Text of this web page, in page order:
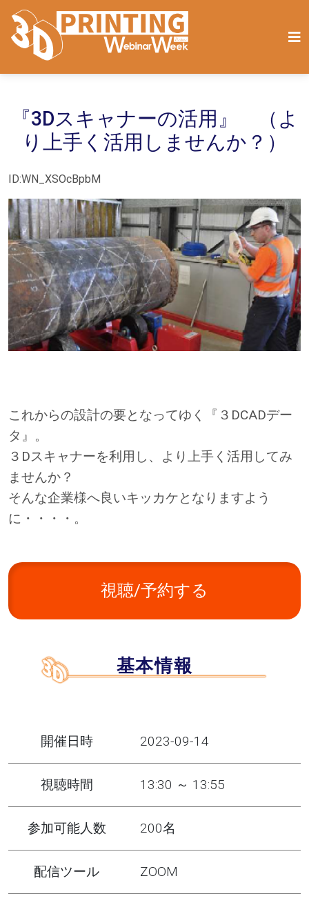
『3Dスキャナーの活用』 （よ
り上手く活用しませんか？）
ID:WN_XSOcBpbM
これからの設計の要となってゆく『３DCADデー
タ』。
３Dスキャナーを利用し、より上手く活用してみ
ませんか？
そんな企業様へ良いキッカケとなりますよう
に・・・・。
視聴/予約する
基本情報
開催日時 2023-09-14
視聴時間 13:30 ～ 13:55
参加可能人数 200名
配信ツール ZOOM